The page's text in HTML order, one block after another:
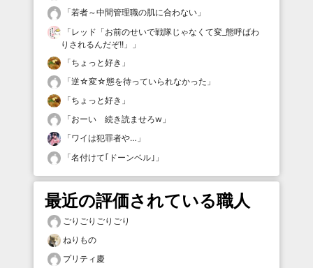
「若者～中間管理職の肌に合わない 」
「レッド「お前のせいで戦隊じゃなくて変_態呼ばわ
りされるんだぞ!!」
」
「ちょっと好き 」
「逆☆変☆態を待っていられなかった 」
「ちょっと好き 」
「おーい 続き読ませろw 」
「ワイは犯罪者や… 」
「名付けて｢ドーンベル｣ 」
最近の評価されている職人
ごりごりごりごり
ねりもの
プリティ慶